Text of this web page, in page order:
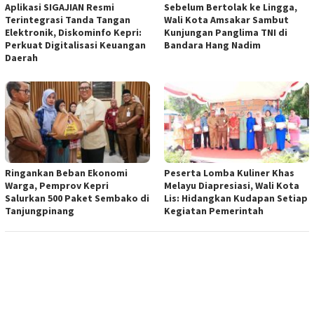
Aplikasi SIGAJIAN Resmi
Terintegrasi Tanda Tangan
Elektronik, Diskominfo Kepri:
Perkuat Digitalisasi Keuangan
Daerah
Sebelum Bertolak ke Lingga,
Wali Kota Amsakar Sambut
Kunjungan Panglima TNI di
Bandara Hang Nadim
Ringankan Beban Ekonomi
Warga, Pemprov Kepri
Salurkan 500 Paket Sembako di
Tanjungpinang
Peserta Lomba Kuliner Khas
Melayu Diapresiasi, Wali Kota
Lis: Hidangkan Kudapan Setiap
Kegiatan Pemerintah